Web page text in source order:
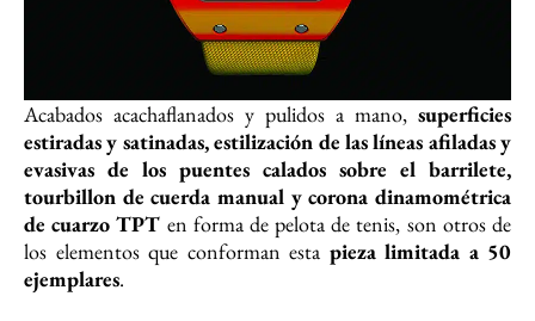
Acabados acachaflanados y pulidos a mano, superficies
estiradas y satinadas, estilización de las líneas afiladas y
evasivas de los puentes calados sobre el barrilete,
tourbillon de cuerda manual y corona dinamométrica
de cuarzo TPT en forma de pelota de tenis, son otros de
los elementos que conforman esta pieza limitada a 50
ejemplares.